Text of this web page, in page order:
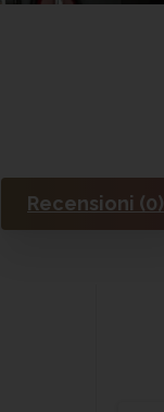
Recensioni (0)